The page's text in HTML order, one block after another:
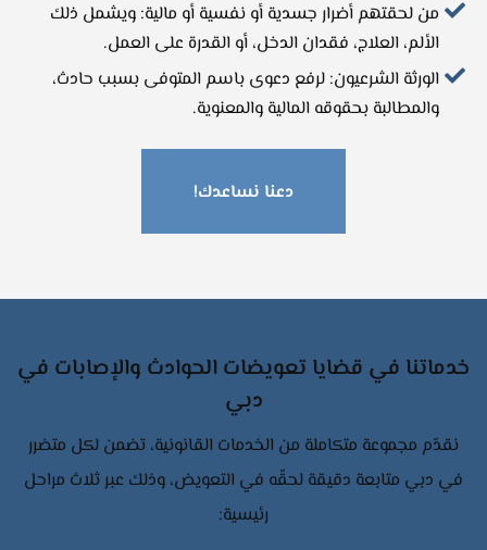
من لحقتهم أضرار جسدية أو نفسية أو مالية: ويشمل ذلك
الألم، العلاج، فقدان الدخل، أو القدرة على العمل.
الورثة الشرعيون: لرفع دعوى باسم المتوفى بسبب حادث،
والمطالبة بحقوقه المالية والمعنوية.
دعنا نساعدك!
خدماتنا في قضايا تعويضات الحوادث والإصابات في
دبي
نقدّم مجموعة متكاملة من الخدمات القانونية، تضمن لكل متضرر
في دبي متابعة دقيقة لحقّه في التعويض، وذلك عبر ثلاث مراحل
رئيسية: